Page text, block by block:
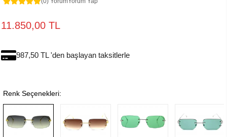
11.850,00 TL
987,50 TL 'den başlayan taksitlerle
Renk Seçenekleri: